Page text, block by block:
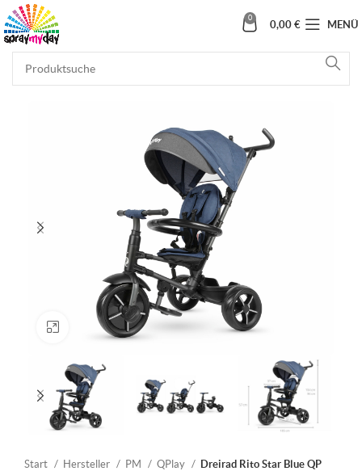
0
0,00 € MENÜ
Klick zum Vergrößern
Start Hersteller PM QPlay Dreirad Rito Star Blue QP